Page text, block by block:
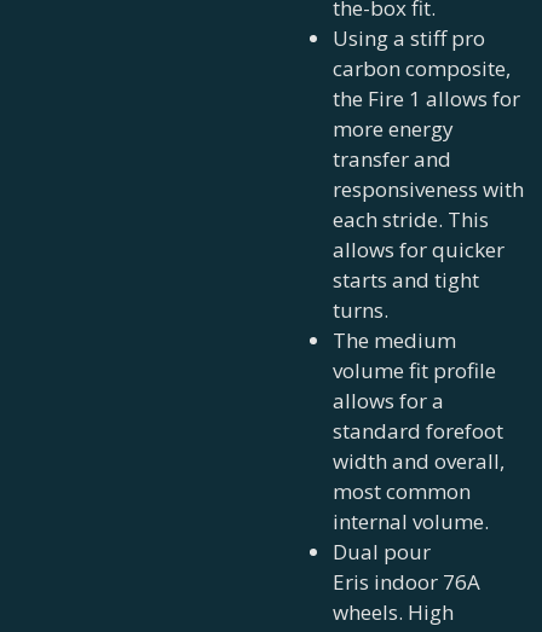
the-box fit.
Using a stiff pro
carbon composite,
the Fire 1 allows for
more energy
transfer and
responsiveness with
each stride. This
allows for quicker
starts and tight
turns.
The medium
volume fit profile
allows for a
standard forefoot
width and overall,
most common
internal volume.
Dual pour
Eris indoor 76A
wheels. High